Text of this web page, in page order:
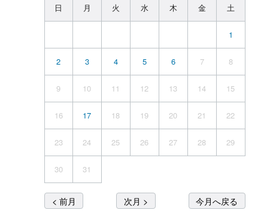
日 月 火 水 木 金 土
1
2 3 4 5 6 7 8
9 10 11 12 13 14 15
16 17 18 19 20 21 22
23 24 25 26 27 28 29
30 31
< 前月 次月 > 今月へ戻る